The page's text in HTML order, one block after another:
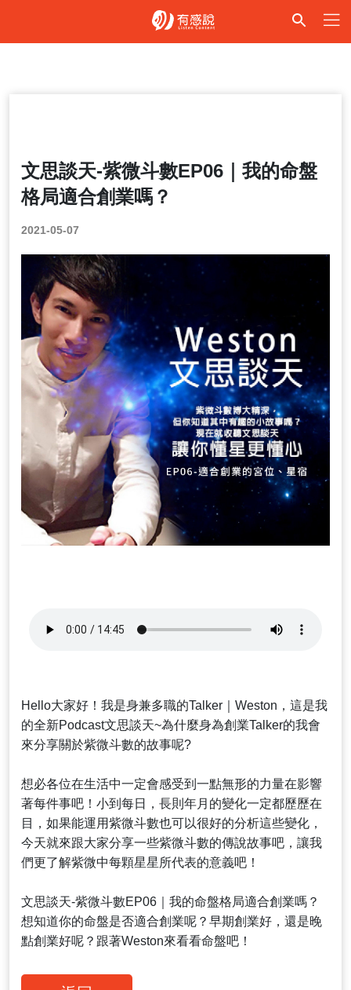
文思談天-紫微斗數EP06｜我的命盤
格局適合創業嗎？
2021-05-07
Hello大家好！我是身兼多職的Talker｜Weston，這是我
的全新Podcast文思談天~為什麼身為創業Talker的我會
來分享關於紫微斗數的故事呢?
想必各位在生活中一定會感受到一點無形的力量在影響
著每件事吧！小到每日，長則年月的變化一定都歷歷在
目，如果能運用紫微斗數也可以很好的分析這些變化，
今天就來跟大家分享一些紫微斗數的傳說故事吧，讓我
們更了解紫微中每顆星星所代表的意義吧！
文思談天-紫微斗數EP06｜我的命盤格局適合創業嗎？
想知道你的命盤是否適合創業呢？早期創業好，還是晚
點創業好呢？跟著Weston來看看命盤吧！